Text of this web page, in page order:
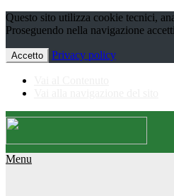
Questo sito utilizza cookie tecnici,
Proseguendo nella navigazione
Accetto Privacy policy
Menu